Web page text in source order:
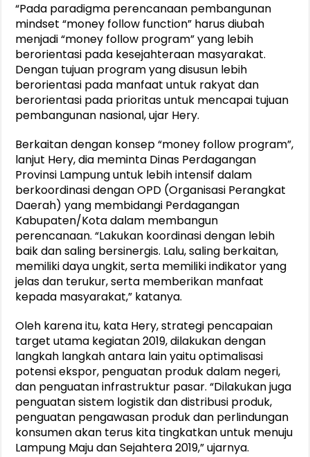
“Pada paradigma perencanaan pembangunan
mindset “money follow function” harus diubah
menjadi “money follow program” yang lebih
berorientasi pada kesejahteraan masyarakat.
Dengan tujuan program yang disusun lebih
berorientasi pada manfaat untuk rakyat dan
berorientasi pada prioritas untuk mencapai tujuan
pembangunan nasional, ujar Hery.
Berkaitan dengan konsep “money follow program”,
lanjut Hery, dia meminta Dinas Perdagangan
Provinsi Lampung untuk lebih intensif dalam
berkoordinasi dengan OPD (Organisasi Perangkat
Daerah) yang membidangi Perdagangan
Kabupaten/Kota dalam membangun
perencanaan. “Lakukan koordinasi dengan lebih
baik dan saling bersinergis. Lalu, saling berkaitan,
memiliki daya ungkit, serta memiliki indikator yang
jelas dan terukur, serta memberikan manfaat
kepada masyarakat,” katanya.
Oleh karena itu, kata Hery, strategi pencapaian
target utama kegiatan 2019, dilakukan dengan
langkah langkah antara lain yaitu optimalisasi
potensi ekspor, penguatan produk dalam negeri,
dan penguatan infrastruktur pasar. “Dilakukan juga
penguatan sistem logistik dan distribusi produk,
penguatan pengawasan produk dan perlindungan
konsumen akan terus kita tingkatkan untuk menuju
Lampung Maju dan Sejahtera 2019,” ujarnya.